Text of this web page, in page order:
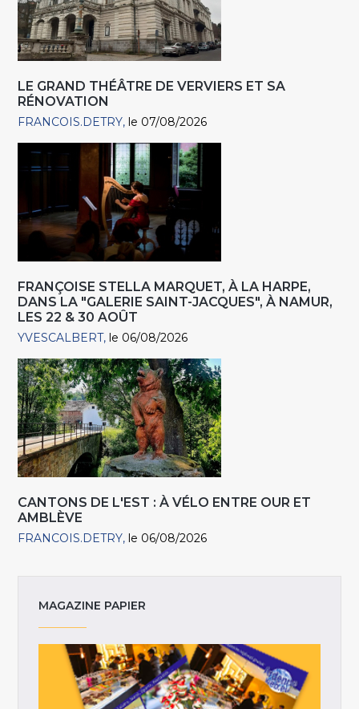
LE GRAND THÉÂTRE DE VERVIERS ET SA
RÉNOVATION
FRANCOIS.DETRY le 07/08/2026
FRANÇOISE STELLA MARQUET, À LA HARPE,
DANS LA "GALERIE SAINT-JACQUES", À NAMUR,
LES 22 & 30 AOÛT
YVESCALBERT le 06/08/2026
CANTONS DE L'EST : À VÉLO ENTRE OUR ET
AMBLÈVE
FRANCOIS.DETRY le 06/08/2026
MAGAZINE PAPIER